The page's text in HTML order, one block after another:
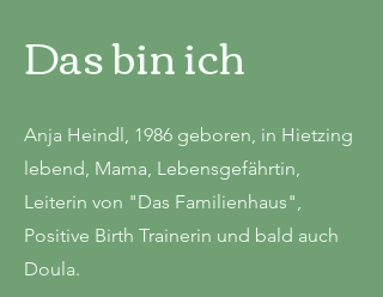
Das bin ich
Anja Heindl, 1986 geboren, in Hietzing
lebend, Mama, Lebensgefährtin,
Leiterin von "Das Familienhaus",
Positive Birth Trainerin und bald auch
Doula.